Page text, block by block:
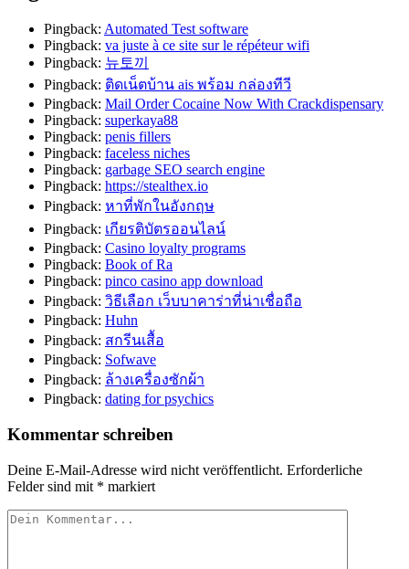
Pingback: Automated Test software
Pingback: va juste à ce site sur le répéteur wifi
Pingback: 뉴토끼
Pingback: ติดเน็ตบ้าน ais พร้อม กล่องทีวี
Pingback: Mail Order Cocaine Now With Crackdispensary
Pingback: superkaya88
Pingback: penis fillers
Pingback: faceless niches
Pingback: garbage SEO search engine
Pingback: https://stealthex.io
Pingback: หาที่พักในอังกฤษ
Pingback: เกียรติบัตรออนไลน์
Pingback: Casino loyalty programs
Pingback: Book of Ra
Pingback: pinco casino app download
Pingback: วิธีเลือก เว็บบาคาร่าที่น่าเชื่อถือ
Pingback: Huhn
Pingback: สกรีนเสื้อ
Pingback: Sofwave
Pingback: ล้างเครื่องซักผ้า
Pingback: dating for psychics
Kommentar schreiben
Deine E-Mail-Adresse wird nicht veröffentlicht. Erforderliche
Felder sind mit * markiert